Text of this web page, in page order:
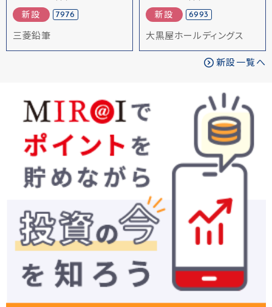
新設 7976
三菱鉛筆
新設 6993
大黒屋ホールディングス
新設一覧へ